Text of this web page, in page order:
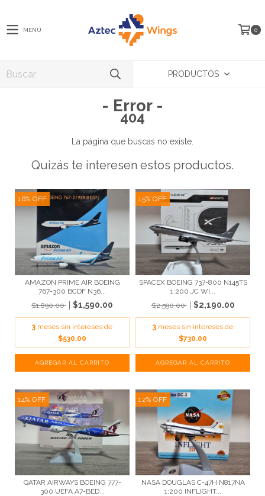
MENÚ 0
PRODUCTOS
- Error -
404
La página que buscas no existe.
Quizás te interesen estos productos.
16% OFF
AMAZON PRIME AIR BOEING
767-300 BCDF N36...
$1,890.00
$1,590.00
3 meses sin intereses de
$530.00
15% OFF
SPACEX BOEING 737-800 N145TS
1:200 JC WI...
$2,590.00
$2,190.00
3 meses sin intereses de
$730.00
14% OFF
QATAR AIRWAYS BOEING 777-
300 UEFA A7-BED...
12% OFF
NASA DOUGLAS C-47H N817NA
1:200 INFLIGHT...